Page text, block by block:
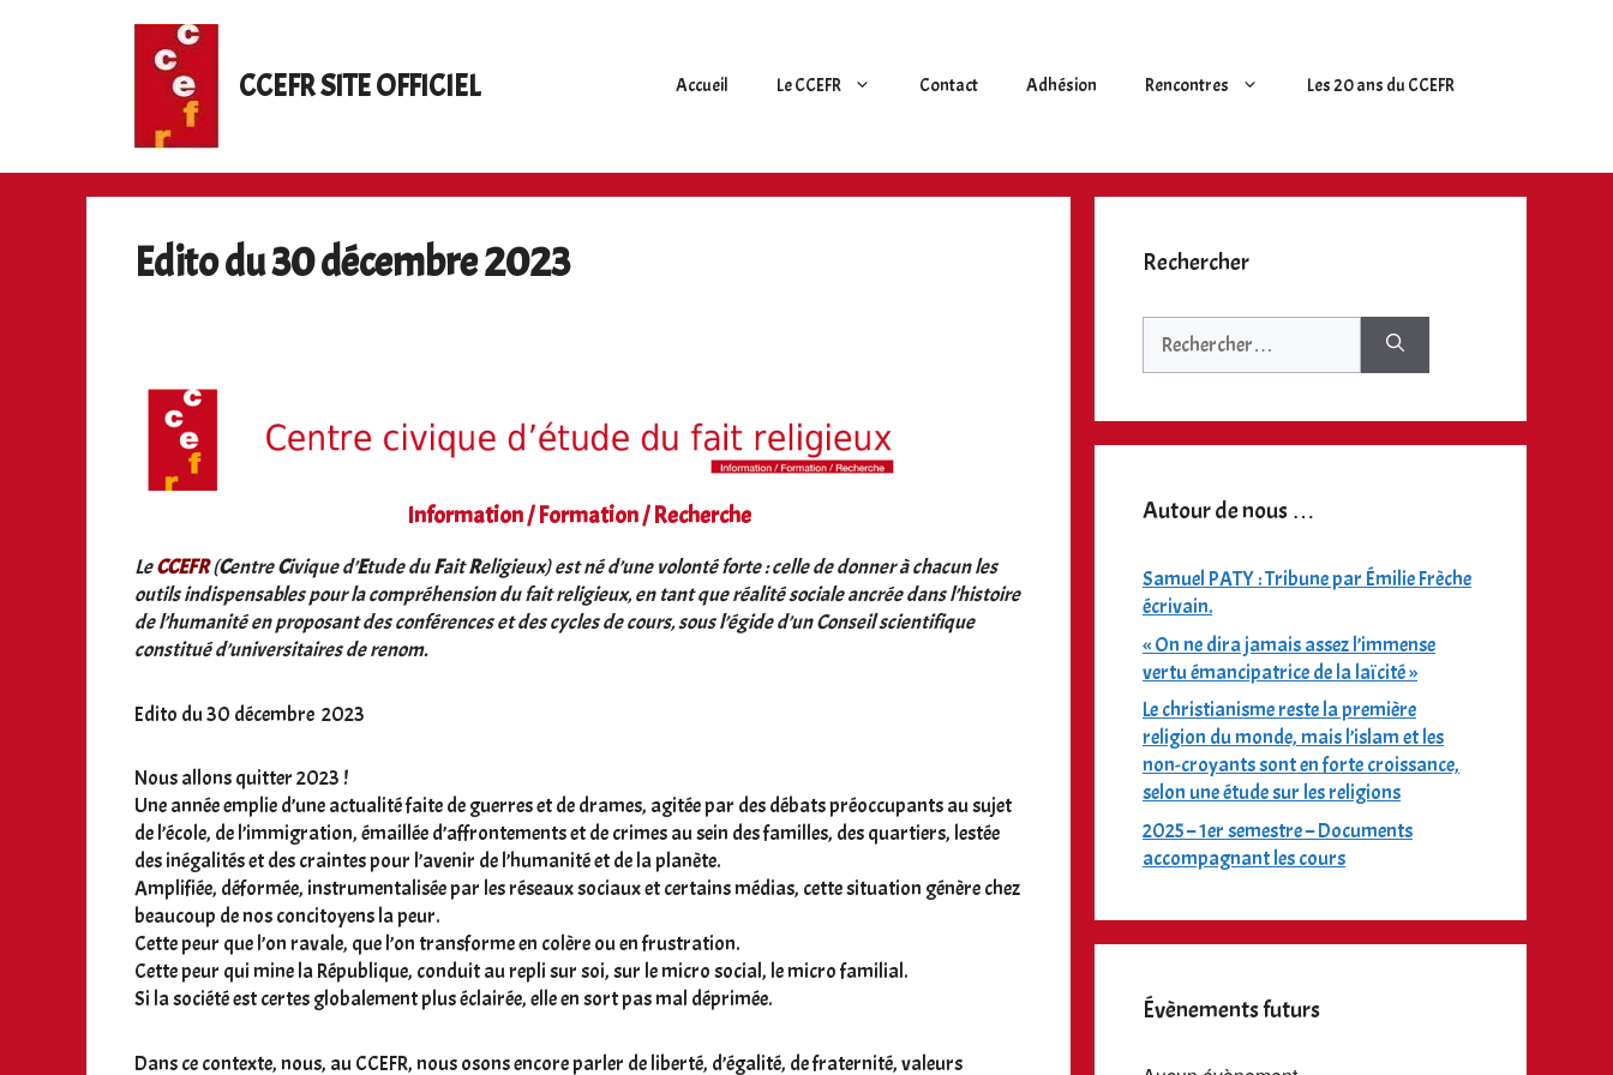
CCEFR SITE OFFICIEL Accueil Le CCEFR Contact Adhésion Rencontres Les 20 ans du CCEFR
Edito du 30 décembre 2023
Information / Formation / Recherche
LeCCEFR(CentreCivique d’Etude duFaitReligieux) est né d’une volonté forte : celle de donner à chacun les
outils indispensables pour la compréhension du fait religieux, en tant que réalité sociale ancrée dans l’histoire
de l’humanité en proposant des conférences et des cycles de cours, sous l’égide d’un Conseil scientifique
constitué d’universitaires de renom.
Edito du 30 décembre 2023
Nous allons quitter 2023 !
Une année emplie d’une actualité faite de guerres et de drames, agitée par des débats préoccupants au sujet
de l’école, de l’immigration, émaillée d’affrontements et de crimes au sein des familles, des quartiers, lestée
des inégalités et des craintes pour l’avenir de l’humanité et de la planète.
Amplifiée, déformée, instrumentalisée par les réseaux sociaux et certains médias, cette situation génère chez
beaucoup de nos concitoyens la peur.
Cette peur que l’on ravale, que l’on transforme en colère ou en frustration.
Cette peur qui mine la République, conduit au repli sur soi, sur le micro social, le micro familial.
Si la société est certes globalement plus éclairée, elle en sort pas mal déprimée.
Dans ce contexte, nous, au CCEFR, nous osons encore parler de liberté, d’égalité, de fraternité, valeurs
Rechercher
Rechercher :
Autour de nous …
Samuel PATY : Tribune par Émilie Frèche
écrivain.
« On ne dira jamais assez l’immense
vertu émancipatrice de la laïcité »
Le christianisme reste la première
religion du monde, mais l’islam et les
non-croyants sont en forte croissance,
selon une étude sur les religions
2025 – 1er semestre – Documents
accompagnant les cours
Évènements futurs